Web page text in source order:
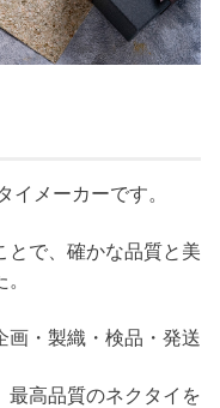
イメーカーです。
とで、確かな品質と美
画・製織・検品・発送
最高品質のネクタイを